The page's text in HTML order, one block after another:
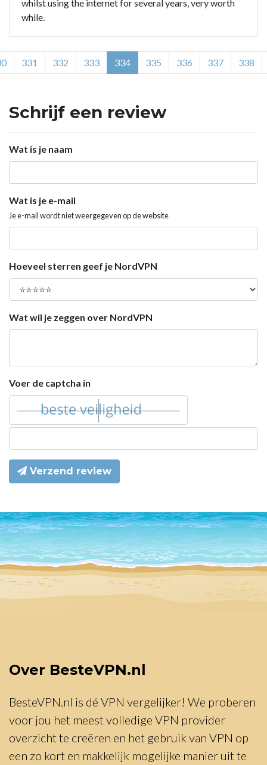
whilst using the internet for several years, very worth
while.
331 332 333 334 335 336 337 338
Schrijf een review
Wat is je naam
Wat is je e-mail
Je e-mail wordt niet weergegeven op de website
Hoeveel sterren geef je NordVPN
Wat wil je zeggen over NordVPN
Voer de captcha in
Verzend review
Over BesteVPN.nl
BesteVPN.nl is dé VPN vergelijker! We proberen
voor jou het meest volledige VPN provider
overzicht te creëren en het gebruik van VPN op
een zo kort en makkelijk mogelijke manier uit te